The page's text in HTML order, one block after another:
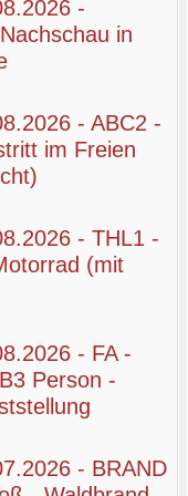
-
in
- ABC2 -
im Freien
- THL1 -
(mit
- FA -
Person -
- BRAND